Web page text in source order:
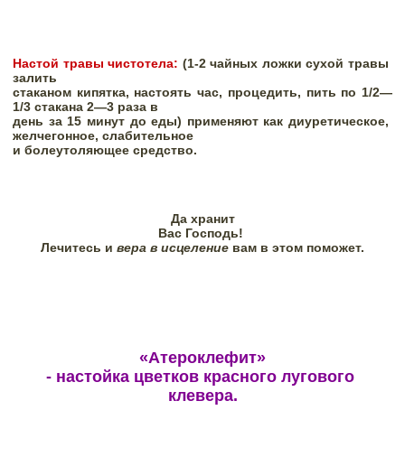
Настой травы чистотела: (1-2 чайных ложки сухой травы
залить
стаканом кипятка, настоять час, процедить, пить по 1/2—
1/3 стакана 2—3 раза в
день за 15 минут до еды) применяют как диуретическое,
желчегонное, слабительное
и болеутоляющее средство.
Да хранит
Вас Господь!
Лечитесь и вера в исцеление вам в этом поможет.
«Атероклефит»
- настойка цветков красного лугового
клевера.